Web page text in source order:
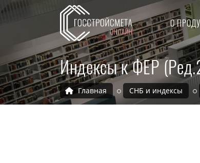
О
Индексы к ФЕР
Главная СНБ и индексы